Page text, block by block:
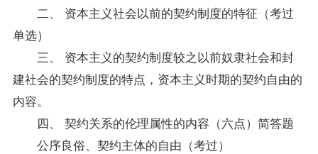
二、 资本主义社会以前的契约制度的特征（考过
单选）
三、 资本主义的契约制度较之以前奴隶社会和封
建社会的契约制度的特点，资本主义时期的契约自由的
内容。
四、 契约关系的伦理属性的内容（六点）简答题
公序良俗、契约主体的自由（考过）